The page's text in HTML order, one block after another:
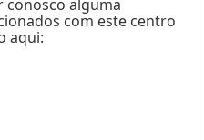
conosco alguma
com este centro
aqui: